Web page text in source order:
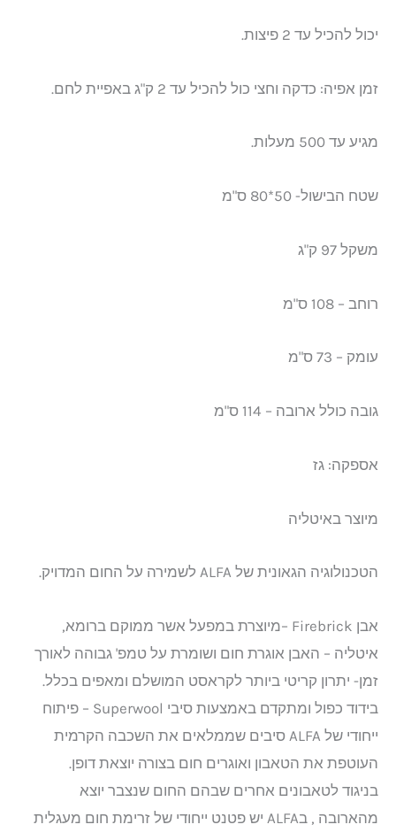
יכול להכיל עד 2 פיצות.
זמן אפיה: כדקה וחצי כול להכיל עד 2 ק"ג באפיית לחם.
מגיע עד 500 מעלות.
שטח הבישול- 50*80 ס"מ
משקל 97 ק"ג
רוחב – 108 ס"מ
עומק – 73 ס"מ
גובה כולל ארובה – 114 ס"מ
אספקה: גז
מיוצר באיטליה
הטכנולוגיה הגאונית של ALFA לשמירה על החום המדויק.
אבן Firebrick –מיוצרת במפעל אשר ממוקם ברומא,
איטליה – האבן אוגרת חום ושומרת על טמפ' גבוהה לאורך
זמן- יתרון קריטי ביותר לקראסט המושלם ומאפים בכלל.
בידוד כפול ומתקדם באמצעות סיבי Superwool – פיתוח
ייחודי של ALFA סיבים שממלאים את השכבה הקרמית
העוטפת את הטאבון ואוגרים חום בצורה יוצאת דופן.
בניגוד לטאבונים אחרים שבהם החום שנצבר יוצא
מהארובה , בALFA יש פטנט ייחודי של זרימת חום מעגלית